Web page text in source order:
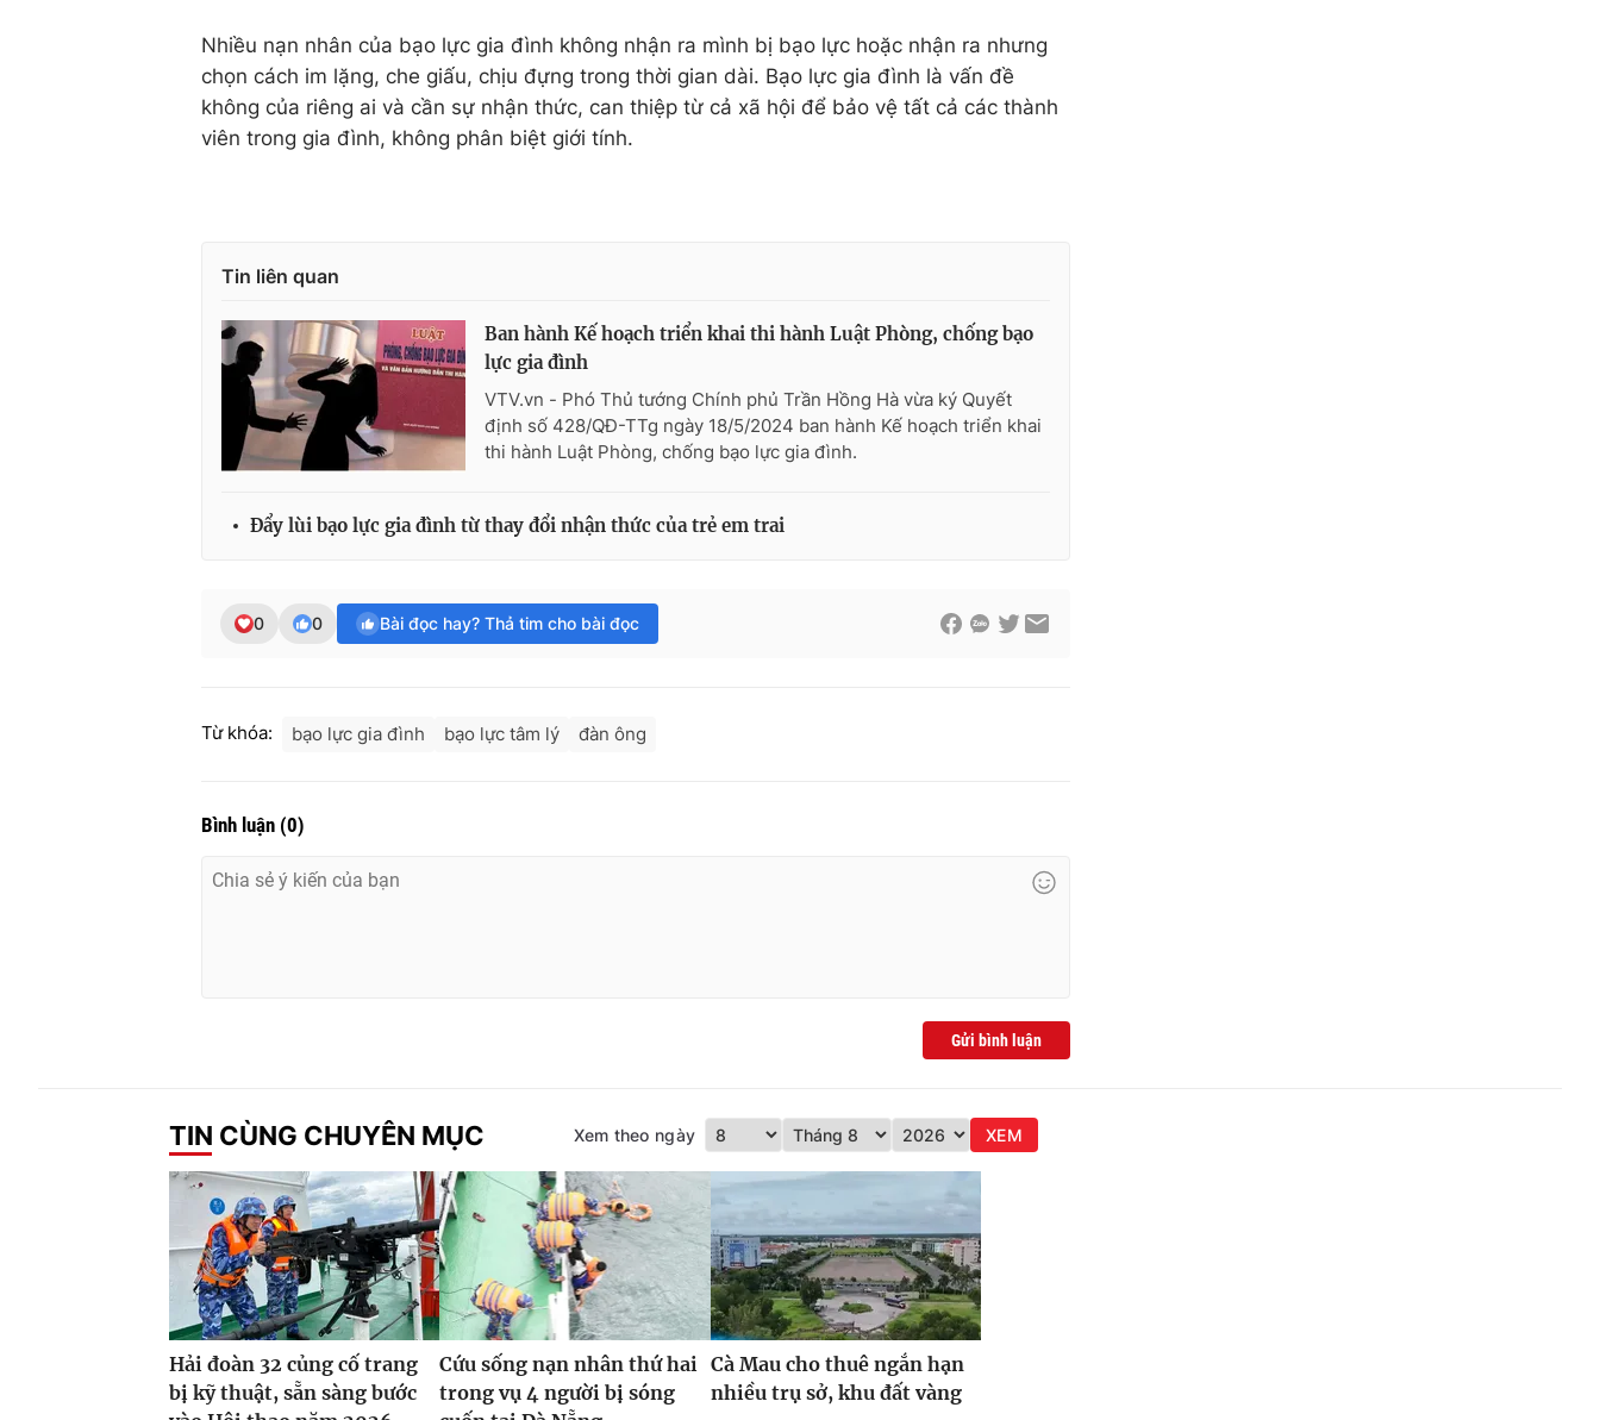
Nhiều nạn nhân của bạo lực gia đình không nhận ra mình bị bạo lực hoặc nhận ra nhưng
chọn cách im lặng, che giấu, chịu đựng trong thời gian dài. Bạo lực gia đình là vấn đề
không của riêng ai và cần sự nhận thức, can thiệp từ cả xã hội để bảo vệ tất cả các thành
viên trong gia đình, không phân biệt giới tính.
Tin liên quan
Ban hành Kế hoạch triển khai thi hành Luật Phòng, chống bạo
lực gia đình
VTV.vn - Phó Thủ tướng Chính phủ Trần Hồng Hà vừa ký Quyết
định số 428/QĐ-TTg ngày 18/5/2024 ban hành Kế hoạch triển khai
thi hành Luật Phòng, chống bạo lực gia đình.
Đẩy lùi bạo lực gia đình từ thay đổi nhận thức của trẻ em trai
0 0 Bài đọc hay? Thả tim cho bài đọc
Từ khóa: bạo lực gia đình bạo lực tâm lý đàn ông
Bình luận (0)
Gửi bình luận
TIN CÙNG CHUYÊN MỤC Xem theo ngày XEM
Hải đoàn 32 củng cố trang
bị kỹ thuật, sẵn sàng bước
Cứu sống nạn nhân thứ hai
trong vụ 4 người bị sóng
Cà Mau cho thuê ngắn hạn
nhiều trụ sở, khu đất vàng